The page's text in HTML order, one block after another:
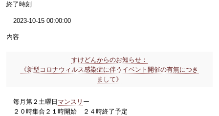
終了時刻
2023-10-15 00:00:00
内容
すけどんからのお知らせ：
《新型コロナウィルス感染症に伴うイベント開催の有無につき
まして》
毎月第２土曜日 マンスリ ー
２０時集合２１時開始 ２４時終了予定